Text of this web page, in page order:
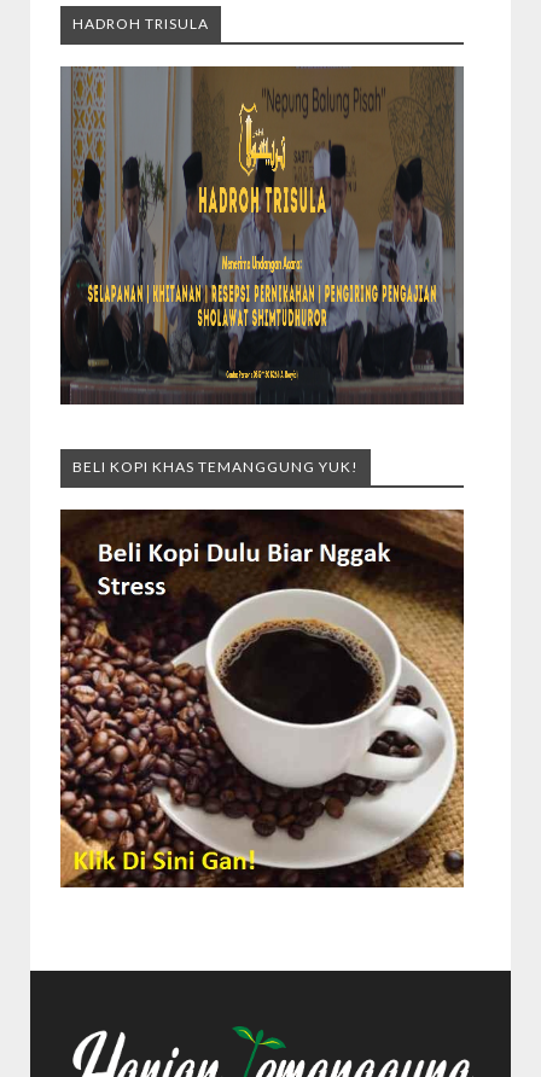
HADROH TRISULA
BELI KOPI KHAS TEMANGGUNG YUK!